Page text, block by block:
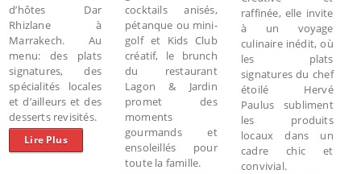
d’hôtes Dar
Rhizlane à
Marrakech. Au
menu: des plats
signatures, des
spécialités locales
et d’ailleurs et des
desserts revisités.
Lire Plus
cocktails anisés,
pétanque ou mini-
golf et Kids Club
créatif, le brunch
du restaurant
Lagon & Jardin
promet des
moments
gourmands et
ensoleillés pour
toute la famille.
raffinée, elle invite
à un voyage
culinaire inédit, où
les plats
signatures du chef
étoilé Hervé
Paulus subliment
les produits
locaux dans un
cadre chic et
convivial.